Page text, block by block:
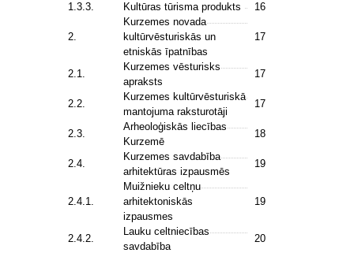
1.3.3. Kultūras tūrisma produkts 16
2.
Kurzemes novada
kultūrvēsturiskās un
etniskās īpatnības
17
2.1.
Kurzemes vēsturisks
apraksts
17
2.2.
Kurzemes kultūrvēsturiskā
mantojuma raksturotāji
17
2.3.
Arheoloģiskās liecības
Kurzemē
18
2.4.
Kurzemes savdabība
arhitektūras izpausmēs
19
2.4.1.
Muižnieku celtņu
arhitektoniskās
izpausmes
19
2.4.2.
Lauku celtniecības
savdabība
20